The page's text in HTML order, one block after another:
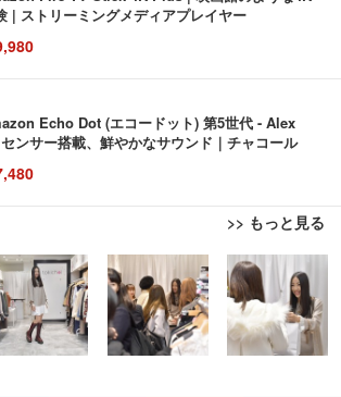
| ストリーミングメディアプレイヤー
Echo Dot (エコードット) 第5世代 - Alex
ンサー搭載、鮮やかなサウンド｜チャコール
>> もっと見る
オフィスチェア 椅子 テレワーク 疲れな
跳ね上げ式アームレスト コンパクト 約105度ロッ
グ pc 事務椅子 360度回転 座面昇降 強化ナイロ
脂ベース 通気性メッシュ 在宅ワーク H-WY01
網+黒枠+黒足)
ビジネス向けプレミアムモニター | FlexScan
WT | 31.5型4K UHD・USB Type-C・ホワ
ベーシック ペットシーツ 薄型 レギュラー 1
い捨て 無香料 ホワイト 300枚